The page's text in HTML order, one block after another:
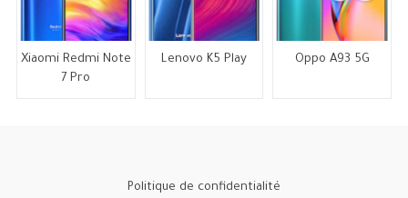
Xiaomi Redmi Note
7 Pro
Lenovo K5 Play Oppo A93 5G
Politique de confidentialité